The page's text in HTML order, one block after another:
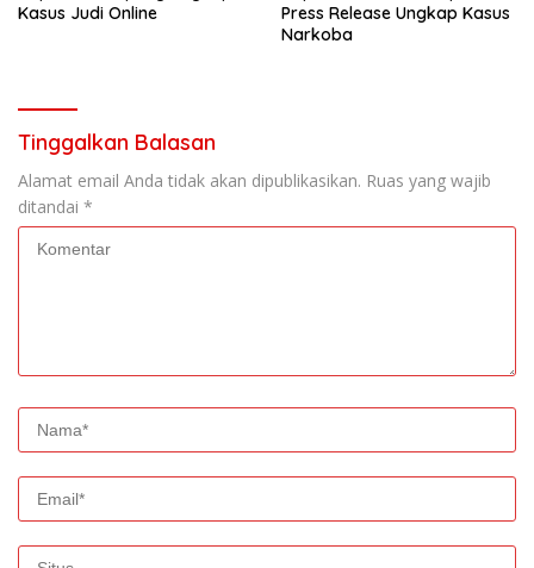
Kasus Judi Online
Press Release Ungkap Kasus
Narkoba
Tinggalkan Balasan
Alamat email Anda tidak akan dipublikasikan. Ruas yang wajib
ditandai *